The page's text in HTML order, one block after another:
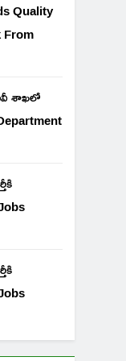
Quality
శాఖలో